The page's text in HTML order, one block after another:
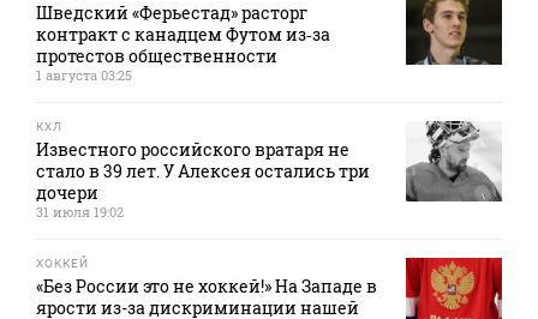
Шведский «Ферьестад» расторг
контракт с канадцем Футом из‑за
протестов общественности
1 августа 03:25
КХЛ
Известного российского вратаря не
стало в 39 лет. У Алексея остались три
дочери
31 июля 19:02
ХОККЕЙ
«Без России это не хоккей!» На Западе в
ярости из-за дискриминации нашей